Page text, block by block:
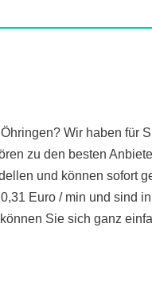
Wir haben für
zu den besten
und können sofort
Euro / min und sind
Sie sich ganz